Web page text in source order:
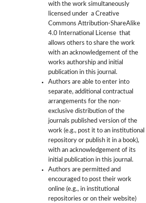
with the work simultaneously
licensed under a Creative
Commons Attribution-ShareAlike
4.0 International License that
allows others to share the work
with an acknowledgement of the
works authorship and initial
publication in this journal.
Authors are able to enter into
separate, additional contractual
arrangements for the non-
exclusive distribution of the
journals published version of the
work (e.g., post it to an institutional
repository or publish it in a book),
with an acknowledgement of its
initial publication in this journal.
Authors are permitted and
encouraged to post their work
online (e.g., in institutional
repositories or on their website)